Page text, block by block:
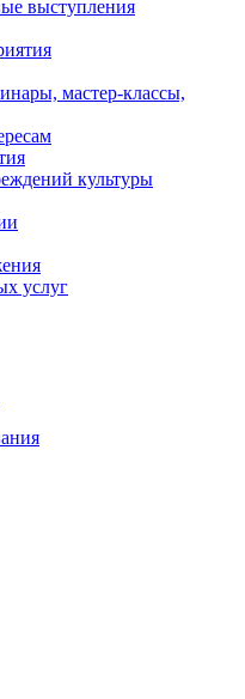
выступления
мастер-классы,
культуры
услуг